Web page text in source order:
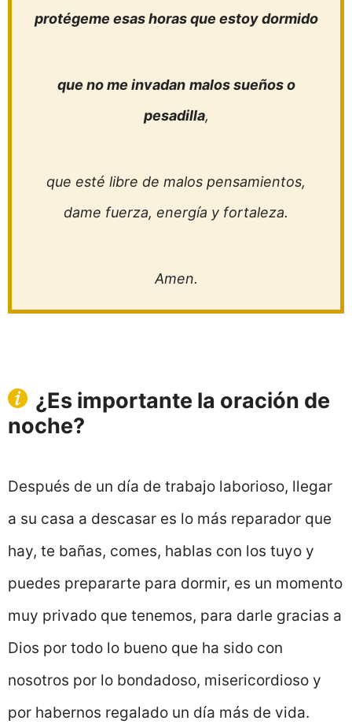
protégeme esas horas que estoy dormido
que no me invadan malos sueños o
pesadilla,
que esté libre de malos pensamientos,
dame fuerza, energía y fortaleza.
Amen.
¿Es importante la oración de
noche?
Después de un día de trabajo laborioso, llegar
a su casa a descasar es lo más reparador que
hay, te bañas, comes, hablas con los tuyo y
puedes prepararte para dormir, es un momento
muy privado que tenemos, para darle gracias a
Dios por todo lo bueno que ha sido con
nosotros por lo bondadoso, misericordioso y
por habernos regalado un día más de vida.